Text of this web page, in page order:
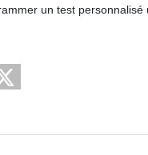
un test personnalisé